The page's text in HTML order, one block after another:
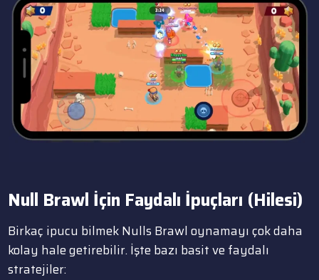
Null Brawl İçin Faydalı İpuçları (Hilesi)
Birkaç ipucu bilmek Nulls Brawl oynamayı çok daha
kolay hale getirebilir. İşte bazı basit ve faydalı
stratejiler: